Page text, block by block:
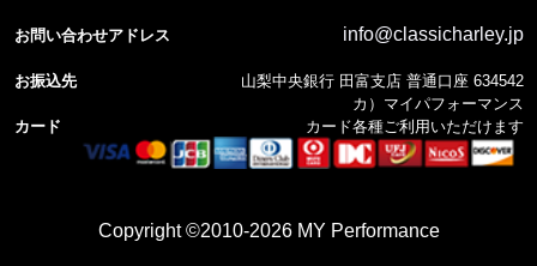
お問い合わせアドレス info@classicharley.jp
お振込先
山梨中央銀行 田富支店 普通口座 634542
カ）マイパフォーマンス
カード
カード各種ご利用いただけます
Copyright ©2010-2026 MY Performance